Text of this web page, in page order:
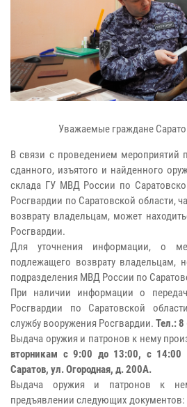
Уважаемые граждане
В связи с проведением мероприятий
сданного, изъятого и найденного
склада ГУ МВД России по
Росгвардии по Саратовской области,
возврату владельцам, может
Росгвардии.
Для уточнения информации, о
подлежащего возврату владельцам,
подразделения МВД России по
При наличии информации о
Росгвардии по Саратовской
службу вооружения Росгвардии. Тел.:
Выдача оружия и патронов к нему
вторникам с 9:00 до 13:00, с
Саратов, ул. Огородная, д. 200А.
Выдача оружия и патронов к
предъявлении следующих документов: